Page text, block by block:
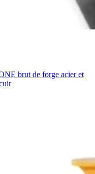
brut de forge acier et